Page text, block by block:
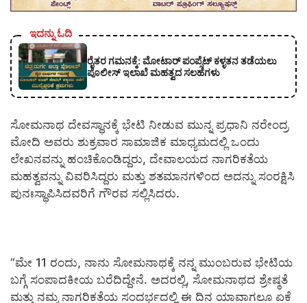
ಇದನ್ನು ಓದಿ
ರೈತರ ಗಮನಕ್ಕೆ: ಮೋಟಾರ್ ಪಂಪ್ಸೆಟ್ ಕಳ್ಳತನ ತಡೆಯಲು
ಪೊಲೀಸ್ ಇಲಾಖೆ ಮಹತ್ವದ ಸಲಹೆಗಳು
ಸೋಮನಾಥ ದೇವಸ್ಥಾನಕ್ಕೆ ಭೇಟಿ ನೀಡುವ ಮುನ್ನ ಪ್ರಧಾನಿ ನರೇಂದ್ರ
ಮೋದಿ ಅವರು ಶುಕ್ರವಾರ ಸಾಮಾಜಿಕ ಮಾಧ್ಯಮದಲ್ಲಿ ಒಂದು
ಲೇಖನವನ್ನು ಹಂಚಿಕೊಂಡಿದ್ದರು, ದೇವಾಲಯದ ನಾಗರಿಕತೆಯ
ಮಹತ್ವವನ್ನು ವಿವರಿಸಿದ್ದರು ಮತ್ತು ಶತಮಾನಗಳಿಂದ ಅದನ್ನು ಸಂರಕ್ಷಿಸಿ
ಪುನಃಸ್ಥಾಪಿಸಿದವರಿಗೆ ಗೌರವ ಸಲ್ಲಿಸಿದರು.
“ಮೇ 11 ರಂದು, ನಾನು ಸೋಮನಾಥಕ್ಕೆ ನನ್ನ ಮುಂಬರುವ ಭೇಟಿಯ
ಬಗ್ಗೆ ಸಂಪಾದಕೀಯ ಬರೆದಿದ್ದೇನೆ. ಅದರಲ್ಲಿ, ಸೋಮನಾಥದ ಶ್ರೇಷ್ಠತೆ
ಮತ್ತು ನಮ್ಮ ನಾಗರಿಕತೆಯ ಸಂದರ್ಭದಲ್ಲಿ ಈ ದಿನ ಯಾವಾಗಲೂ ಏಕೆ